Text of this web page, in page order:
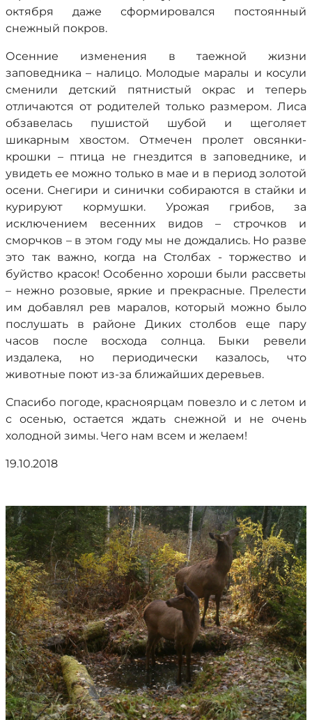
октября даже сформировался постоянный
снежный покров.
Осенние изменения в таежной жизни
заповедника – налицо. Молодые маралы и косули
сменили детский пятнистый окрас и теперь
отличаются от родителей только размером. Лиса
обзавелась пушистой шубой и щеголяет
шикарным хвостом. Отмечен пролет овсянки-
крошки – птица не гнездится в заповеднике, и
увидеть ее можно только в мае и в период золотой
осени. Снегири и синички собираются в стайки и
курируют кормушки. Урожая грибов, за
исключением весенних видов – строчков и
сморчков – в этом году мы не дождались. Но разве
это так важно, когда на Столбах - торжество и
буйство красок! Особенно хороши были рассветы
– нежно розовые, яркие и прекрасные. Прелести
им добавлял рев маралов, который можно было
послушать в районе Диких столбов еще пару
часов после восхода солнца. Быки ревели
издалека, но периодически казалось, что
животные поют из-за ближайших деревьев.
Спасибо погоде, красноярцам повезло и с летом и
с осенью, остается ждать снежной и не очень
холодной зимы. Чего нам всем и желаем!
19.10.2018